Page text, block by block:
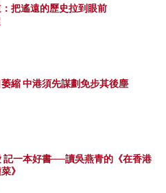
把遙遠的歷史拉到眼前
萎縮 中港須先謀劃免步其後塵
記一本好書──讀吳燕青的《在香港
》